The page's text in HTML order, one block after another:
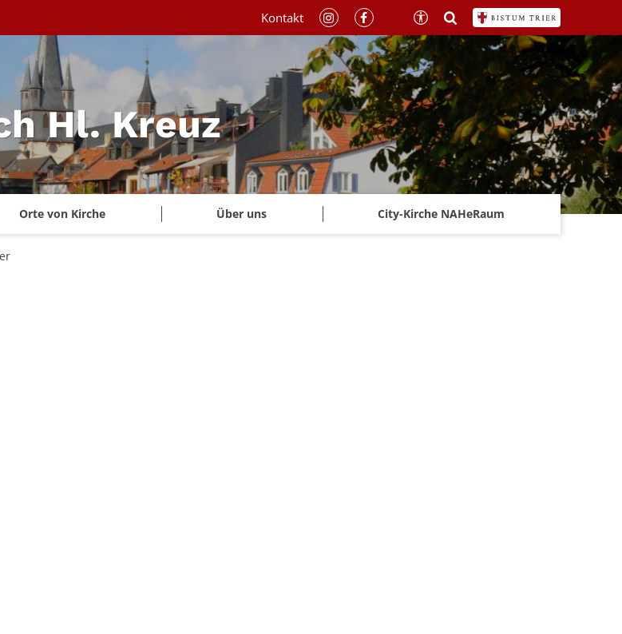
Hl. Kreuz
Orte von Kirche Über uns City-Kirche NAHeRaum
Kontakt